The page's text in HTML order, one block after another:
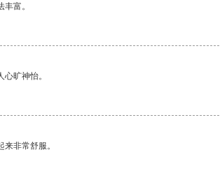
富。
旷神怡。
非常舒服。